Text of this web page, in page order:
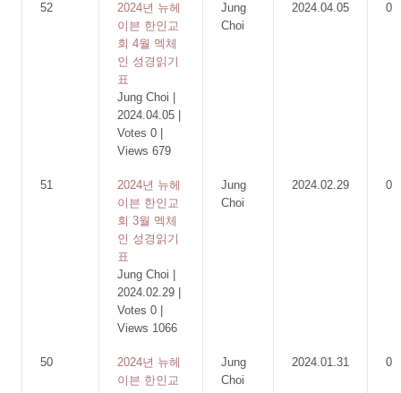
52
2024년 뉴헤
이븐 한인교
회 4월 멕체
인 성경읽기
표
Jung Choi
2024.04.05
Votes 0
Views 679
Jung
Choi
2024.04.05 0
51
2024년 뉴헤
이븐 한인교
회 3월 멕체
인 성경읽기
표
Jung Choi
2024.02.29
Votes 0
Views 1066
Jung
Choi
2024.02.29 0
50
2024년 뉴헤
이븐 한인교
Jung
Choi
2024.01.31 0